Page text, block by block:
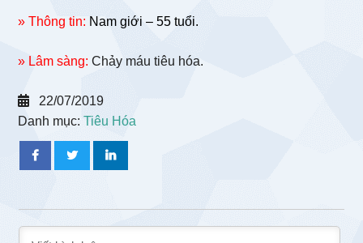
» Thông tin: Nam giới – 55 tuổi.
» Lâm sàng: Chảy máu tiêu hóa.
22/07/2019
Danh mục:Tiêu Hóa